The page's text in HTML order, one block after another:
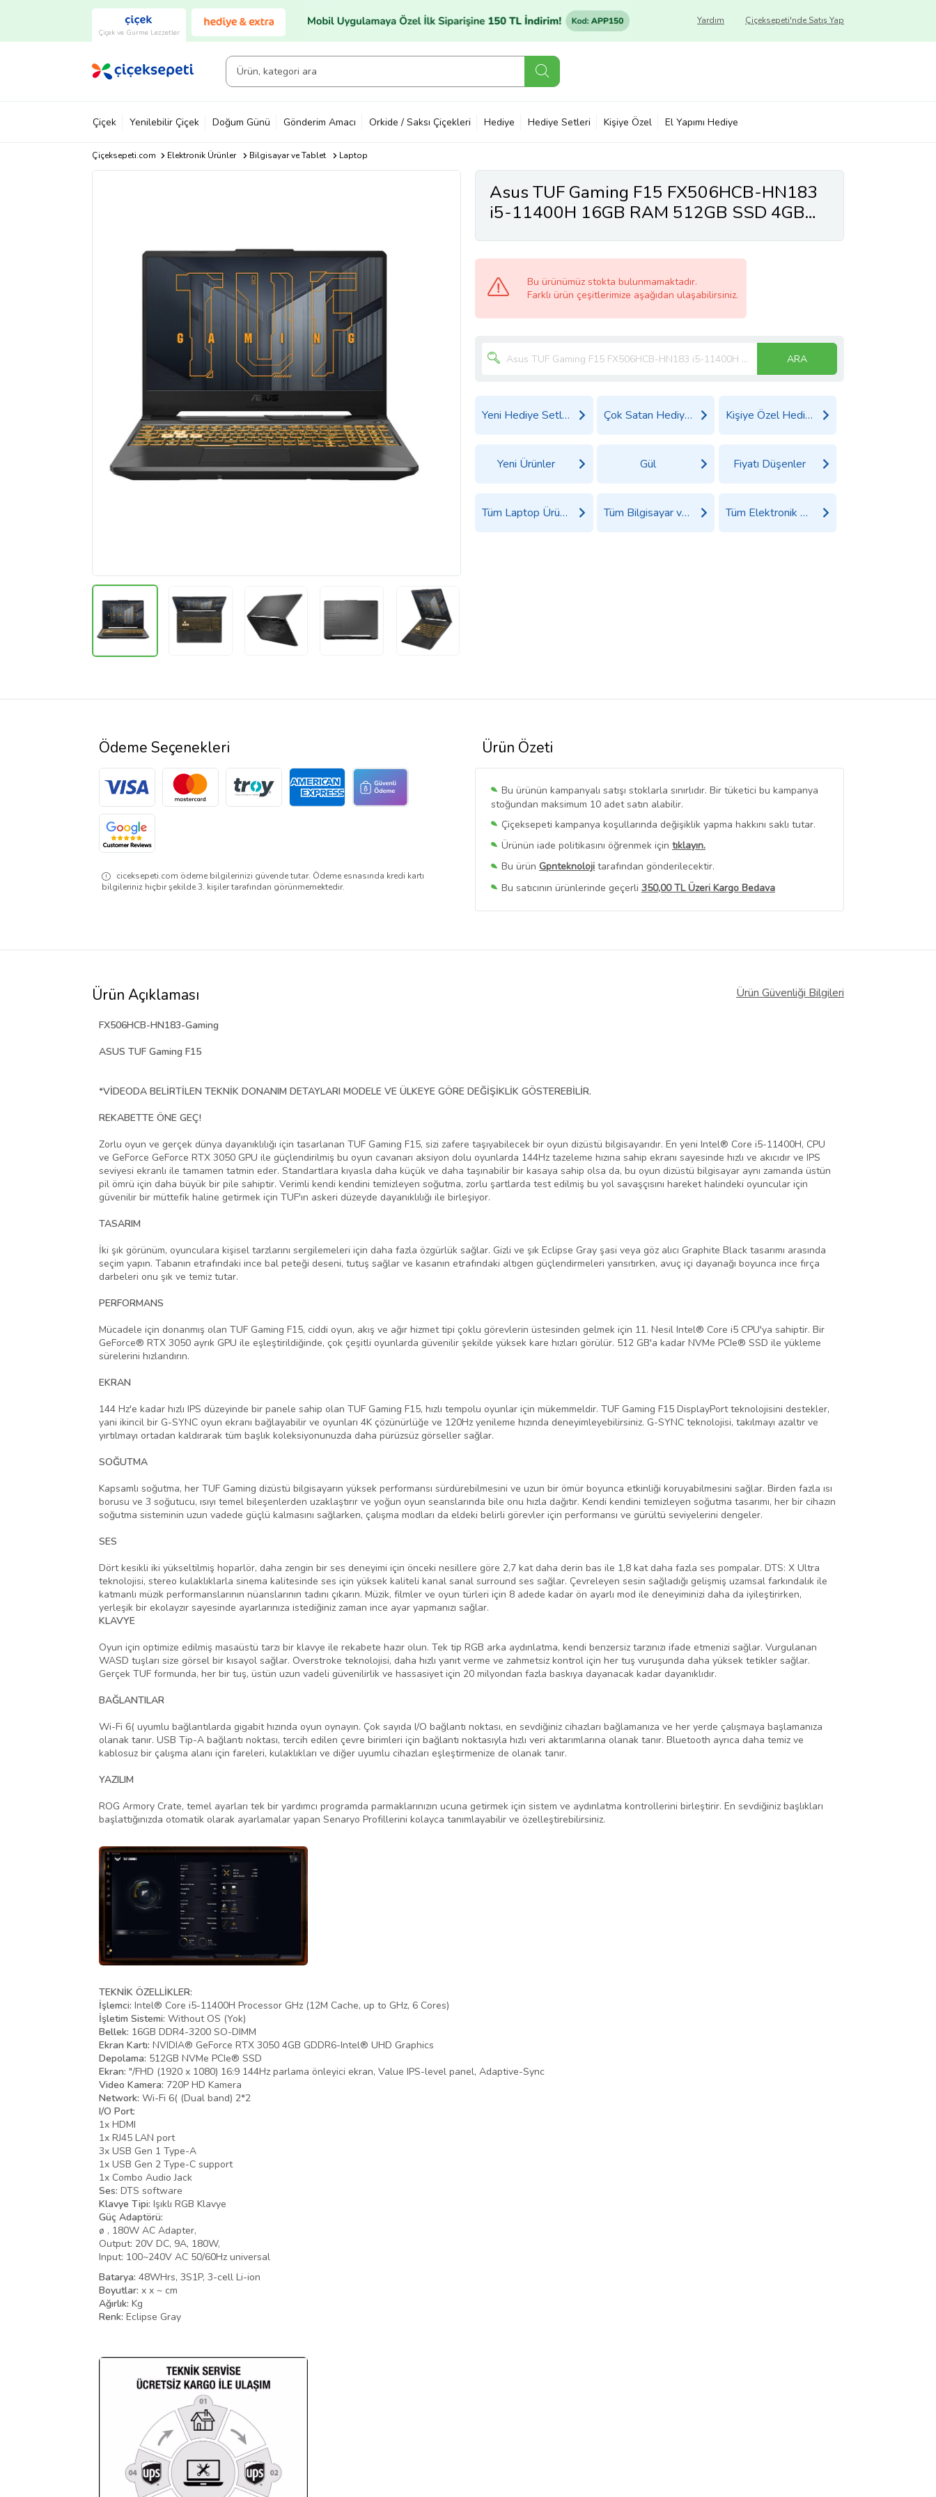
Çiçek ve Gurme Lezzetler
Çiçeksepeti'nde Satış Yap
Yardım
Çiçek Yenilebilir Çiçek Doğum Günü Gönderim Amacı Orkide / Saksı Çiçekleri Hediye Hediye Setleri Kişiye Özel El Yapımı Hediye
Çiçeksepeti.com Elektronik Ürünler Bilgisayar ve Tablet Laptop
Asus TUF Gaming F15 FX506HCB-HN183
i5-11400H 16GB RAM 512GB SSD 4GB
Bu ürünümüz stokta bulunmamaktadır.
Farklı ürün çeşitlerimize aşağıdan ulaşabilirsiniz.
ARA
Yeni Hediye Setleri Çok Satan Hediyeler Kişiye Özel Hediyeler
Yeni Ürünler Gül Fiyatı Düşenler
Tüm Laptop Ürünleri Tüm Bilgisayar ve Tablet Ürünleri Tüm Elektronik Ürünler Ürünleri
Ürün Özeti
Bu ürünün kampanyalı satışı stoklarla sınırlıdır. Bir tüketici bu kampanya
stoğundan maksimum 10 adet satın alabilir.
Çiçeksepeti kampanya koşullarında değişiklik yapma hakkını saklı tutar.
Ürünün iade politikasını öğrenmek için tıklayın.
Bu ürün Gpnteknoloji tarafından gönderilecektir.
Bu satıcının ürünlerinde geçerli 350,00 TL Üzeri Kargo Bedava
Bu SatıcınınTüm Ürünlerini Görüntüle
Ödeme Seçenekleri
ciceksepeti.com ödeme bilgilerinizi güvende tutar. Ödeme esnasında kredi kartı
bilgileriniz hiçbir şekilde 3. kişiler tarafından görünmemektedir.
Ürün Açıklaması Ürün Güvenliği Bilgileri
FX506HCB-HN183-Gaming
ASUS TUF Gaming F15
*VİDEODA BELİRTİLEN TEKNİK DONANIM DETAYLARI MODELE VE ÜLKEYE GÖRE DEĞİŞİKLİK GÖSTEREBİLİR.
REKABETTE ÖNE GEÇ!
Zorlu oyun ve gerçek dünya dayanıklılığı için tasarlanan TUF Gaming F15, sizi zafere taşıyabilecek bir oyun dizüstü bilgisayarıdır. En yeni Intel® Core i5-11400H, CPU
ve GeForce GeForce RTX 3050 GPU ile güçlendirilmiş bu oyun cavanarı aksiyon dolu oyunlarda 144Hz tazeleme hızına sahip ekranı sayesinde hızlı ve akıcıdır ve IPS
seviyesi ekranlı ile tamamen tatmin eder. Standartlara kıyasla daha küçük ve daha taşınabilir bir kasaya sahip olsa da, bu oyun dizüstü bilgisayar aynı zamanda üstün
pil ömrü için daha büyük bir pile sahiptir. Verimli kendi kendini temizleyen soğutma, zorlu şartlarda test edilmiş bu yol savaşçısını hareket halindeki oyuncular için
güvenilir bir müttefik haline getirmek için TUF'ın askeri düzeyde dayanıklılığı ile birleşiyor.
TASARIM
İki şık görünüm, oyunculara kişisel tarzlarını sergilemeleri için daha fazla özgürlük sağlar. Gizli ve şık Eclipse Gray şasi veya göz alıcı Graphite Black tasarımı arasında
seçim yapın. Tabanın etrafındaki ince bal peteği deseni, tutuş sağlar ve kasanın etrafındaki altıgen güçlendirmeleri yansıtırken, avuç içi dayanağı boyunca ince fırça
darbeleri onu şık ve temiz tutar.
PERFORMANS
Mücadele için donanmış olan TUF Gaming F15, ciddi oyun, akış ve ağır hizmet tipi çoklu görevlerin üstesinden gelmek için 11. Nesil Intel® Core i5 CPU'ya sahiptir. Bir
GeForce® RTX 3050 ayrık GPU ile eşleştirildiğinde, çok çeşitli oyunlarda güvenilir şekilde yüksek kare hızları görülür. 512 GB'a kadar NVMe PCIe® SSD ile yükleme
sürelerini hızlandırın.
EKRAN
144 Hz'e kadar hızlı IPS düzeyinde bir panele sahip olan TUF Gaming F15, hızlı tempolu oyunlar için mükemmeldir. TUF Gaming F15 DisplayPort teknolojisini destekler,
yani ikincil bir G-SYNC oyun ekranı bağlayabilir ve oyunları 4K çözünürlüğe ve 120Hz yenileme hızında deneyimleyebilirsiniz. G-SYNC teknolojisi, takılmayı azaltır ve
yırtılmayı ortadan kaldırarak tüm başlık koleksiyonunuzda daha pürüzsüz görseller sağlar.
SOĞUTMA
Kapsamlı soğutma, her TUF Gaming dizüstü bilgisayarın yüksek performansı sürdürebilmesini ve uzun bir ömür boyunca etkinliği koruyabilmesini sağlar. Birden fazla ısı
borusu ve 3 soğutucu, ısıyı temel bileşenlerden uzaklaştırır ve yoğun oyun seanslarında bile onu hızla dağıtır. Kendi kendini temizleyen soğutma tasarımı, her bir cihazın
soğutma sisteminin uzun vadede güçlü kalmasını sağlarken, çalışma modları da eldeki belirli görevler için performansı ve gürültü seviyelerini dengeler.
SES
Dört kesikli iki yükseltilmiş hoparlör, daha zengin bir ses deneyimi için önceki nesillere göre 2,7 kat daha derin bas ile 1,8 kat daha fazla ses pompalar. DTS: X Ultra
teknolojisi, stereo kulaklıklarla sinema kalitesinde ses için yüksek kaliteli kanal sanal surround ses sağlar. Çevreleyen sesin sağladığı gelişmiş uzamsal farkındalık ile
katmanlı müzik performanslarının nüanslarının tadını çıkarın. Müzik, filmler ve oyun türleri için 8 adede kadar ön ayarlı mod ile deneyiminizi daha da iyileştirirken,
yerleşik bir ekolayzır sayesinde ayarlarınıza istediğiniz zaman ince ayar yapmanızı sağlar.
KLAVYE
Oyun için optimize edilmiş masaüstü tarzı bir klavye ile rekabete hazır olun. Tek tip RGB arka aydınlatma, kendi benzersiz tarzınızı ifade etmenizi sağlar. Vurgulanan
WASD tuşları size görsel bir kısayol sağlar. Overstroke teknolojisi, daha hızlı yanıt verme ve zahmetsiz kontrol için her tuş vuruşunda daha yüksek tetikler sağlar.
Gerçek TUF formunda, her bir tuş, üstün uzun vadeli güvenilirlik ve hassasiyet için 20 milyondan fazla baskıya dayanacak kadar dayanıklıdır.
BAĞLANTILAR
Wi-Fi 6( uyumlu bağlantılarda gigabit hızında oyun oynayın. Çok sayıda I/O bağlantı noktası, en sevdiğiniz cihazları bağlamanıza ve her yerde çalışmaya başlamanıza
olanak tanır. USB Tip-A bağlantı noktası, tercih edilen çevre birimleri için bağlantı noktasıyla hızlı veri aktarımlarına olanak tanır. Bluetooth ayrıca daha temiz ve
kablosuz bir çalışma alanı için fareleri, kulaklıkları ve diğer uyumlu cihazları eşleştirmenize de olanak tanır.
YAZILIM
ROG Armory Crate, temel ayarları tek bir yardımcı programda parmaklarınızın ucuna getirmek için sistem ve aydınlatma kontrollerini birleştirir. En sevdiğiniz başlıkları
başlattığınızda otomatik olarak ayarlamalar yapan Senaryo Profillerini kolayca tanımlayabilir ve özelleştirebilirsiniz.
TEKNİK ÖZELLİKLER:
İşlemci: Intel® Core i5-11400H Processor GHz (12M Cache, up to GHz, 6 Cores)
İşletim Sistemi: Without OS (Yok)
Bellek: 16GB DDR4-3200 SO-DIMM
Ekran Kartı: NVIDIA® GeForce RTX 3050 4GB GDDR6-Intel® UHD Graphics
Depolama: 512GB NVMe PCIe® SSD
Ekran: "/FHD (1920 x 1080) 16:9 144Hz parlama önleyici ekran, Value IPS-level panel, Adaptive-Sync
Video Kamera: 720P HD Kamera
Network: Wi-Fi 6( (Dual band) 2*2
I/O Port:
1x HDMI
1x RJ45 LAN port
3x USB Gen 1 Type-A
1x USB Gen 2 Type-C support
1x Combo Audio Jack
Ses: DTS software
Klavye Tipi: Işıklı RGB Klavye
Güç Adaptörü:
ø , 180W AC Adapter,
Output: 20V DC, 9A, 180W,
Input: 100~240V AC 50/60Hz universal
Batarya: 48WHrs, 3S1P, 3-cell Li-ion
Boyutlar: x x ~ cm
Ağırlık: Kg
Renk: Eclipse Gray